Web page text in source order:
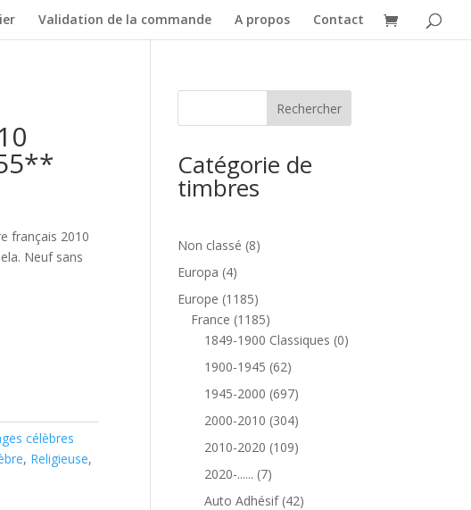
Validation de la commande A propos Contact
français 2010
Neuf sans
célèbres
, Religieuse,
Catégorie de
timbres
Non classé 88
Europa 44
produits
Europe 11851185
produits
France 11851185
produits
1849-1900 Classiques 00
1900-1945 6262
produits
1945-2000 697697
produits
2000-2010 304304
produits
2010-2020 109109
2020-...... 77
produits
Auto Adhésif 4242